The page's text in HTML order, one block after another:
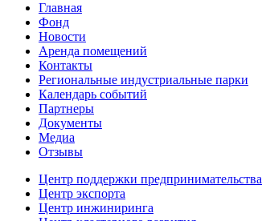
Главная
Фонд
Новости
Аренда помещений
Контакты
Региональные индустриальные парки
Календарь событий
Партнеры
Документы
Медиа
Отзывы
Центр поддержки предпринимательства
Центр экспорта
Центр инжиниринга